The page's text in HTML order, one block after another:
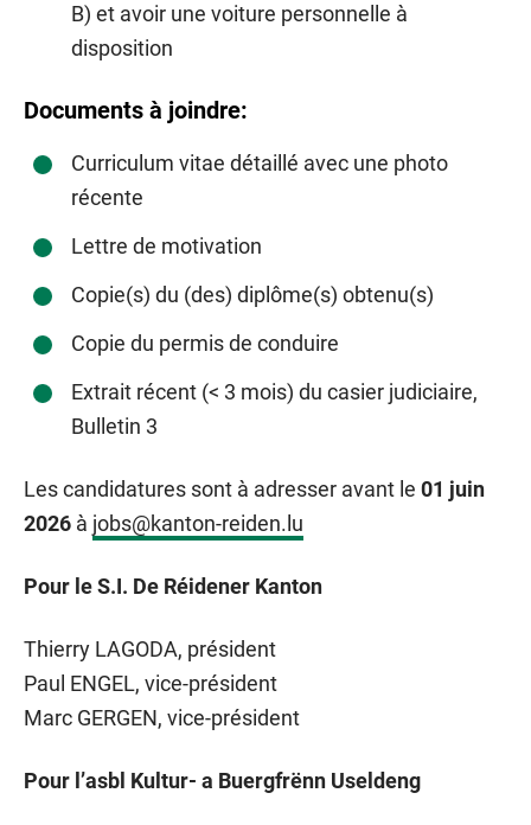
B) et avoir une voiture personnelle à
disposition
Documents à joindre:
Curriculum vitae détaillé avec une photo
récente
Lettre de motivation
Copie(s) du (des) diplôme(s) obtenu(s)
Copie du permis de conduire
Extrait récent (< 3 mois) du casier judiciaire,
Bulletin 3
Les candidatures sont à adresser avant le 01 juin
2026 à jobs@kanton-reiden.lu
Pour le S.I. De Réidener Kanton
Thierry LAGODA, président
Paul ENGEL, vice-président
Marc GERGEN, vice-président
Pour l’asbl Kultur- a Buergfrënn Useldeng